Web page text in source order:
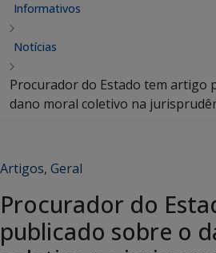
Informativos
Notícias
Procurador do Estado tem artigo
dano moral coletivo na
Artigos, Geral
Procurador do
publicado sobre o